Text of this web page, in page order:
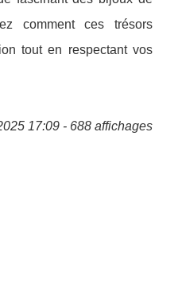
comment ces trésors
tout en respectant vos
17:09 - 688 affichages